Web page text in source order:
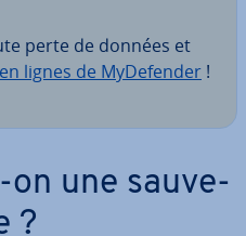
perte de données et
lignes de My­De­fen­der !
on une sau­ve­
?